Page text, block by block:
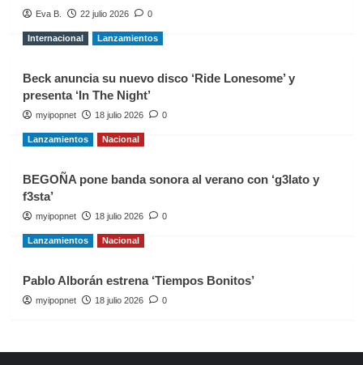
Eva B. 22 julio 2026 0
Internacional Lanzamientos
Beck anuncia su nuevo disco ‘Ride Lonesome’ y
presenta ‘In The Night’
myipopnet 18 julio 2026 0
Lanzamientos Nacional
BEGOÑA pone banda sonora al verano con ‘g3lato y
f3sta’
myipopnet 18 julio 2026 0
Lanzamientos Nacional
Pablo Alborán estrena ‘Tiempos Bonitos’
myipopnet 18 julio 2026 0